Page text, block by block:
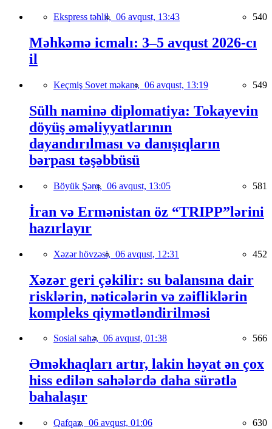
Ekspress təhlil, 06 avqust, 13:43 540
Məhkəmə icmalı: 3–5 avqust 2026-cı
il
Keçmiş Sovet məkanı, 06 avqust, 13:19 549
Sülh naminə diplomatiya: Tokayevin
döyüş əməliyyatlarının
dayandırılması və danışıqların
bərpası təşəbbüsü
Böyük Şərq, 06 avqust, 13:05 581
İran və Ermənistan öz “TRIPP”lərini
hazırlayır
Xəzər hövzəsi, 06 avqust, 12:31 452
Xəzər geri çəkilir: su balansına dair
risklərin, nəticələrin və zəifliklərin
kompleks qiymətləndirilməsi
Sosial sahə, 06 avqust, 01:38 566
Əməkhaqları artır, lakin həyat ən çox
hiss edilən sahələrdə daha sürətlə
bahalaşır
Qafqaz, 06 avqust, 01:06 630